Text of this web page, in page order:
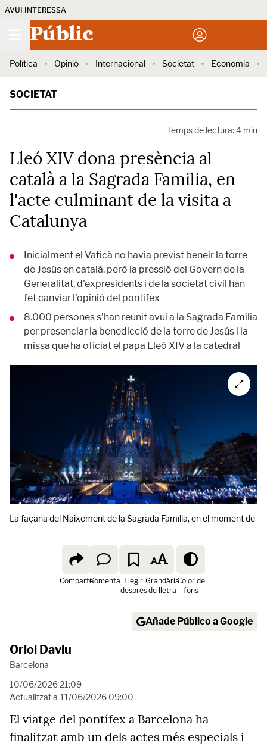
AVUI INTERESSA
Públic
Política Opinió Internacional Societat Economia
SOCIETAT
Temps de lectura: 4 min
Lleó XIV dona presència al
català a la Sagrada Familia, en
l'acte culminant de la visita a
Catalunya
Inicialment el Vaticà no havia previst beneir la torre
de Jesús en català, però la pressió del Govern de la
Generalitat, d'expresidents i de la societat civil han
fet canviar l'opinió del pontífex
8.000 persones s'han reunit avui a la Sagrada Família
per presenciar la benedicció de la torre de Jesús i la
missa que ha oficiat el papa Lleó XIV a la catedral
La façana del Naixement de la Sagrada Família, en el moment de
ComparteComenta Llegir
després
Grandària
de lletra
Color de
fons
Añade Público a Google
Oriol Daviu
Barcelona
10/06/2026 21:09
Actualitzat a 11/06/2026 09:00
El viatge del pontífex a Barcelona ha
finalitzat amb un dels actes més especials i